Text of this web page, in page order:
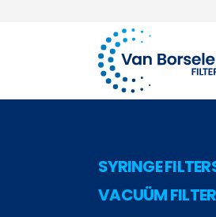
SYRINGE
VACUÜM